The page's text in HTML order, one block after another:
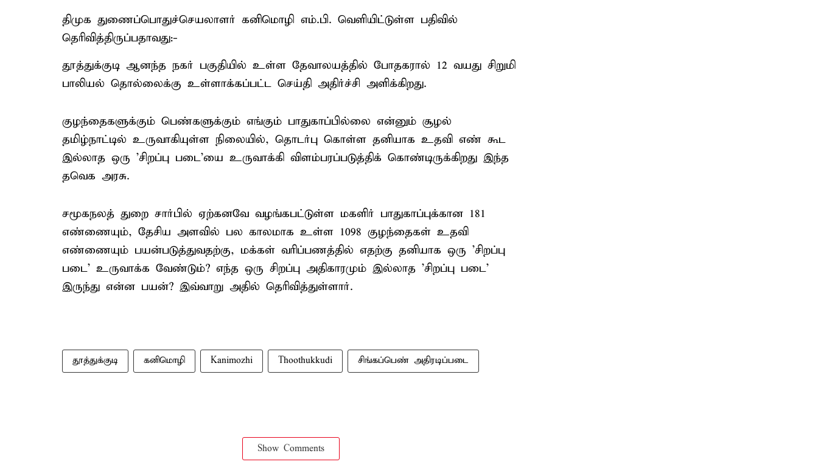
திமுக துணைப்பொதுச்செயலாளர் கனிமொழி எம்.பி. வெளியிட்டுள்ள பதிவில்
தெரிவித்திருப்பதாவது:-
தூத்துக்குடி ஆனந்த நகர் பகுதியில் உள்ள தேவாலயத்தில் போதகரால் 12 வயது சிறுமி
பாலியல் தொல்லைக்கு உள்ளாக்கப்பட்ட செய்தி அதிர்ச்சி அளிக்கிறது.
குழந்தைகளுக்கும் பெண்களுக்கும் எங்கும் பாதுகாப்பில்லை என்னும் சூழல்
தமிழ்நாட்டில் உருவாகியுள்ள நிலையில், தொடர்பு கொள்ள தனியாக உதவி எண் கூட
இல்லாத ஒரு 'சிறப்பு படை'யை உருவாக்கி விளம்பரப்படுத்திக் கொண்டிருக்கிறது இந்த
தவெக அரசு.
சமூகநலத் துறை சார்பில் ஏற்கனவே வழங்கபட்டுள்ள மகளிர் பாதுகாப்புக்கான 181
எண்ணையும், தேசிய அளவில் பல காலமாக உள்ள 1098 குழந்தைகள் உதவி
எண்ணையும் பயன்படுத்துவதற்கு, மக்கள் வரிப்பணத்தில் எதற்கு தனியாக ஒரு 'சிறப்பு
படை' உருவாக்க வேண்டும்? எந்த ஒரு சிறப்பு அதிகாரமும் இல்லாத 'சிறப்பு படை'
இருந்து என்ன பயன்? இவ்வாறு அதில் தெரிவித்துள்ளார்.
தூத்துக்குடி கனிமொழி Kanimozhi Thoothukkudi சிங்கப்பெண் அதிரடிப்படை
Show Comments